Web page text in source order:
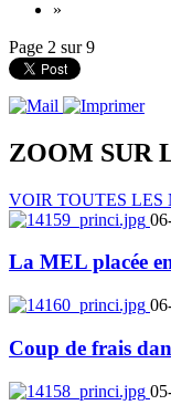
»
Page 2 sur 9
ZOOM SUR
VOIR TOUTES LES
La MEL placée
Coup de frais